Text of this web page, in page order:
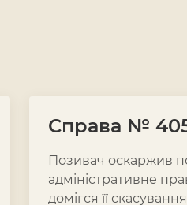
Справа №
Позивач оскаржив
адміністративне
домігся її